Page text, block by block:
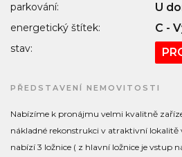
parkování: U
energetický štítek: C -
stav:
PŘEDSTAVENÍ NEMOVITOSTI
Nabízíme k pronájmu velmi kvalitně
nákladné rekonstrukci v atraktivní lokalitě
nabízí 3 ložnice ( z hlavní ložnice je vstup